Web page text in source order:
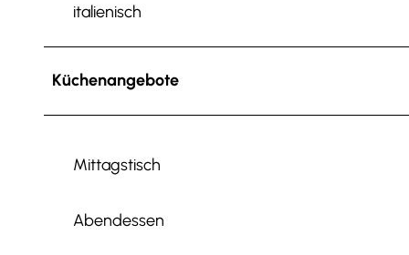
italienisch
Küchenangebote
Mittagstisch
Abendessen